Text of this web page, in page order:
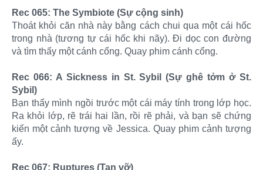
Rec 065: The Symbiote (Sự cộng sinh)
Thoát khỏi căn nhà này bằng cách chui qua một cái hốc
trong nhà (tương tự cái hốc khi nãy). Đi dọc con đường
và tìm thấy một cánh cổng. Quay phim cánh cổng.
Rec 066: A Sickness in St. Sybil (Sự ghê tởm ở St.
Sybil)
Bạn thấy mình ngồi trước một cái máy tính trong lớp học.
Ra khỏi lớp, rẽ trái hai lần, rồi rẽ phải, và bạn sẽ chứng
kiến một cảnh tượng về Jessica. Quay phim cảnh tượng
ấy.
Rec 067: Ruptures (Tan vỡ)